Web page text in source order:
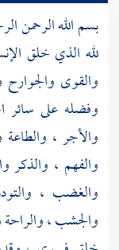
بسم الله الرحمن
لله الذي خلق
والقوى والجوارح
وفضله على سائر
والأجر ،
والفهم ، والذكر
والغضب ،
والجشب ، والراحة